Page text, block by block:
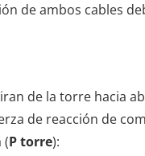
de ambos cables
de la torre hacia
de reacción de
(P torre):